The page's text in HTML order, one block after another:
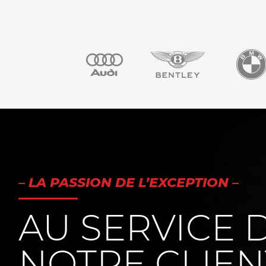
– LA PASSION DE L’EXCEPTION –
AU SERVICE